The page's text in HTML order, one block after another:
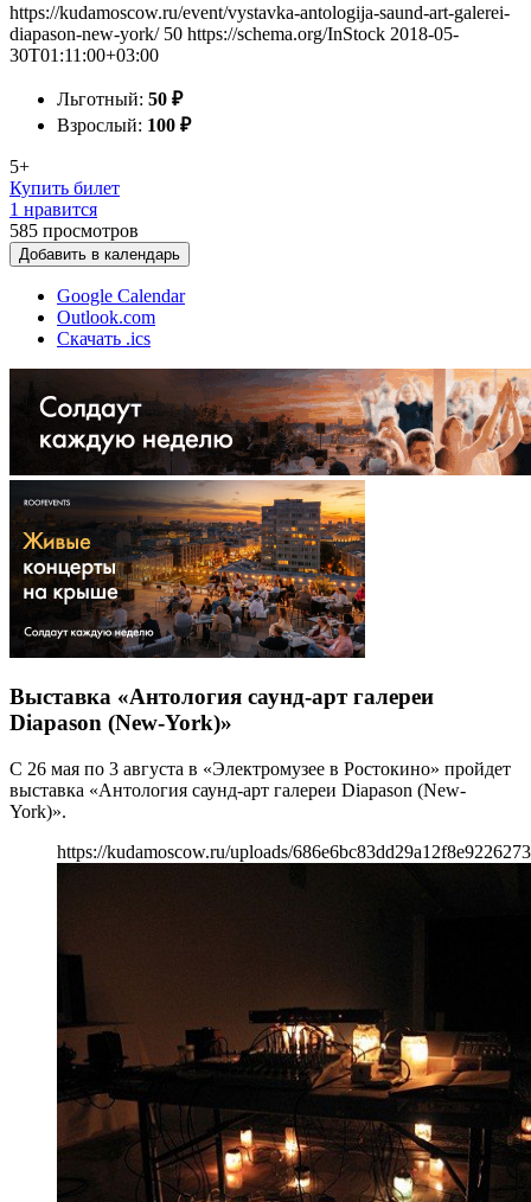
https://kudamoscow.ru/event/vystavka-antologija-saund-art-galerei-
diapason-new-york/ 50 https://schema.org/InStock 2018-05-
30T01:11:00+03:00
Льготный: 50 ₽
Взрослый: 100 ₽
5+
Купить билет
1 нравится
585 просмотров
Добавить в календарь
Google Calendar
Outlook.com
Скачать .ics
Выставка «Антология саунд-арт галереи
Diapason (New-York)»
С 26 мая по 3 августа в «Электромузее в Ростокино» пройдет
выставка «Антология саунд-арт галереи Diapason (New-
York)».
https://kudamoscow.ru/uploads/